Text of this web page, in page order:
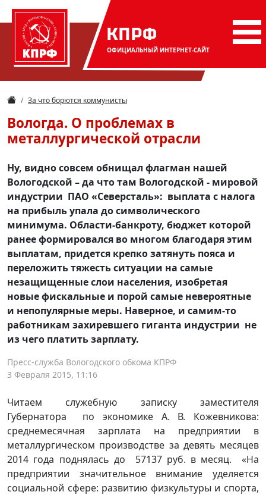
КПРФ
ОФИЦИАЛЬНЫЙ ИНТЕРНЕТ-САЙТ
За что борются коммунисты
Вологда. О проблемах в
металлургической отрасли
Ну, видно совсем обнищал флагман нашей
Вологодской – да что там Вологодской - мировой
индустрии ПАО «Северсталь»: выплата с налога
на прибыль упала до символического
минимума. Области-банкроту, бюджет которой
ранее формировался во многом благодаря этим
выплатам, придется крепко затянуть пояса и
переложить тяжесть ситуации на самые
незащищенные слои населения, изобретая
новые фискальные и порой самые невероятные
и непопулярные меры. Наверное, и самим-то
работникам захиревшего гиганта индустрии не
из чего платить зарплату.
Пресс-служба Вологодского обкома КПРФ
3 Февраля 2015, 11:16
Читаем служебную записку заместителя
Губернатора по экономике А. В. Кожевникова:
среднемесячная зарплата на предприятии в
металлургическом производстве за девять месяцев
2014 года поднялась до 57137 руб. в месяц. «На
предприятии значительное внимание уделяется
социальной сфере: развитию физкультуры и спорта,